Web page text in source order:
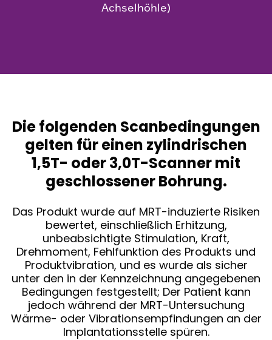
Achselhöhle)
Die folgenden Scanbedingungen
gelten für einen zylindrischen
1,5T- oder 3,0T-Scanner mit
geschlossener Bohrung.
Das Produkt wurde auf MRT-induzierte Risiken
bewertet, einschließlich Erhitzung,
unbeabsichtigte Stimulation, Kraft,
Drehmoment, Fehlfunktion des Produkts und
Produktvibration, und es wurde als sicher
unter den in der Kennzeichnung angegebenen
Bedingungen festgestellt; Der Patient kann
jedoch während der MRT-Untersuchung
Wärme- oder Vibrationsempfindungen an der
Implantationsstelle spüren.